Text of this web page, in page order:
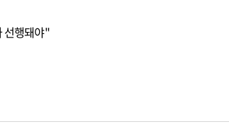
선행돼야"